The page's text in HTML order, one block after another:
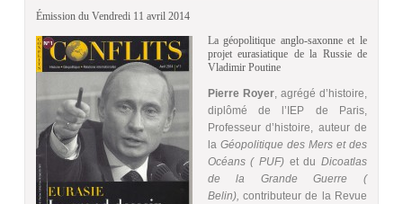
Émission du Vendredi 11 avril 2014
La géopolitique anglo-saxonne et le
projet eurasiatique de la Russie de
Vladimir Poutine
Pierre Royer, agrégé d’histoire,
diplômé de l’IEP de Paris,
Professeur d’histoire, auteur de
la Géopolitique des Mers et des
Océans ( PUF) et du Dicoatlas
de la Grande Guerre (
Belin),contributeur de la Revue